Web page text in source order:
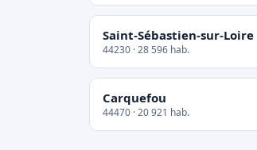
Saint-Sébastien-sur-Loire
44230 · 28 596 hab.
Carquefou
44470 · 20 921 hab.